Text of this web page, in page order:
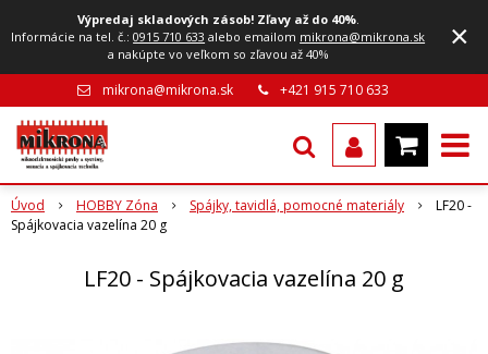
Výpredaj skladových zásob! Zľavy až do 40%.
Informácie na tel. č.:0915 710 633 alebo emailom mikrona@mikrona.sk
a nakúpte vo veľkom so zľavou až 40%
×
mikrona@mikrona.sk +421 915 710 633
Úvod HOBBY Zóna Spájky, tavidlá, pomocné materiály
LF20 -
Spájkovacia vazelína 20 g
LF20 - Spájkovacia vazelína 20 g